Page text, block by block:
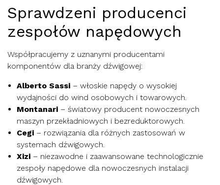
Sprawdzeni producenci
zespołów napędowych
Współpracujemy z uznanymi producentami
komponentów dla branży dźwigowej:
Alberto Sassi – włoskie napędy o wysokiej
wydajności do wind osobowych i towarowych.
Montanari – światowy producent nowoczesnych
maszyn przekładniowych i bezreduktorowych.
Cegi – rozwiązania dla różnych zastosowań w
systemach dźwigowych.
Xizi – niezawodne i zaawansowane technologicznie
zespoły napędowe dla nowoczesnych instalacji
dźwigowych.